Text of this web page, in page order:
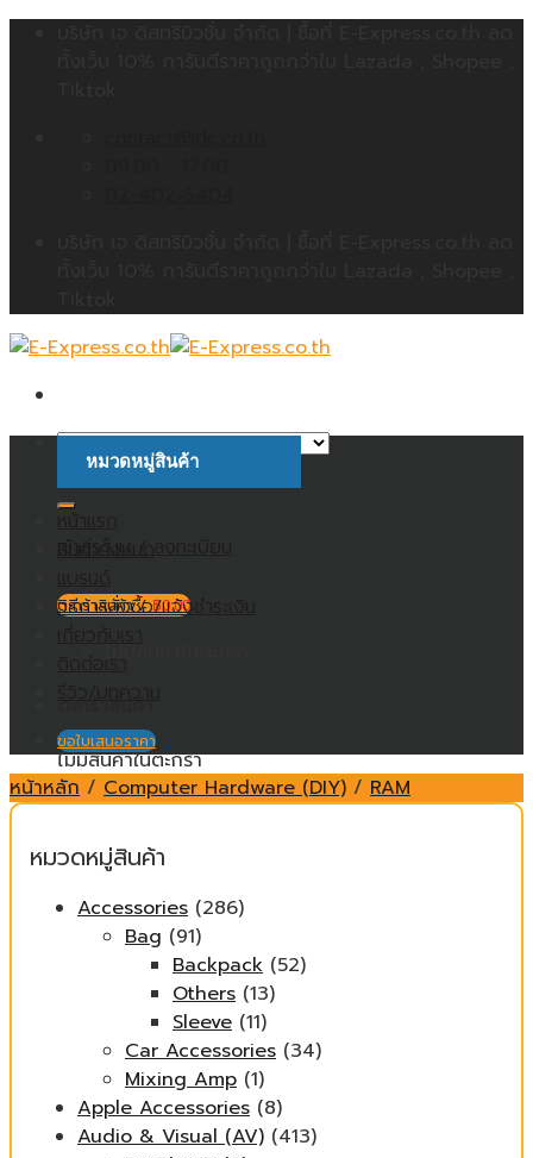
ค้นหา:
ตะกร้าสินค้า /฿0.00
ไม่มีสินค้าในตะกร้า
หมวดหมู่สินค้า
วิธีการสั่งซื้อ/แจ้งชำระเงิน
ติดต่อเรา
ขอใบเสนอราคา
หน้าหลัก / Computer Hardware (DIY) / RAM
หมวดหมู่สินค้า
Accessories (286)
Bag (91)
Backpack (52)
Others (13)
Sleeve (11)
Car Accessories (34)
Mixing Amp (1)
Apple Accessories (8)
Audio & Visual (AV) (413)